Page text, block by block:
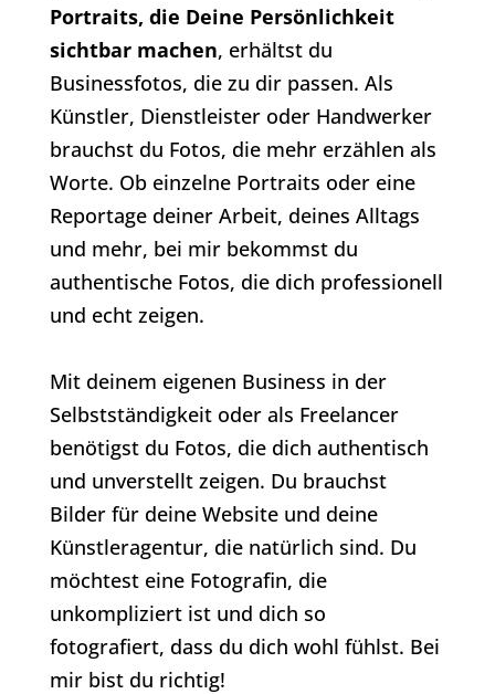
Portraits, die Deine Persönlichkeit
sichtbar machen, erhältst du
Businessfotos, die zu dir passen. Als
Künstler, Dienstleister oder Handwerker
brauchst du Fotos, die mehr erzählen als
Worte. Ob einzelne Portraits oder eine
Reportage deiner Arbeit, deines Alltags
und mehr, bei mir bekommst du
authentische Fotos, die dich professionell
und echt zeigen.
Mit deinem eigenen Business in der
Selbstständigkeit oder als Freelancer
benötigst du Fotos, die dich authentisch
und unverstellt zeigen. Du brauchst
Bilder für deine Website und deine
Künstleragentur, die natürlich sind. Du
möchtest eine Fotografin, die
unkompliziert ist und dich so
fotografiert, dass du dich wohl fühlst. Bei
mir bist du richtig!